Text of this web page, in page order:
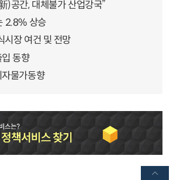
)공간, 대체불가 산업강국”
2.8% 상승
장 여건 및 전망
동향
물가동향